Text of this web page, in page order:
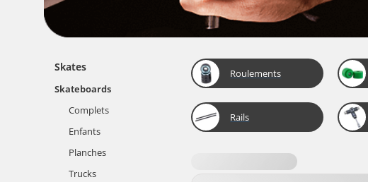
Skates
Skateboards
Complets
Enfants
Planches
Trucks
Roulements
Rails